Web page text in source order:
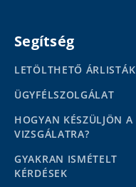
Segítség
LETÖLTHETŐ ÁRLISTÁK
ÜGYFÉLSZOLGÁLAT
HOGYAN KÉSZÜLJÖN A
VIZSGÁLATRA?
GYAKRAN ISMÉTELT
KÉRDÉSEK